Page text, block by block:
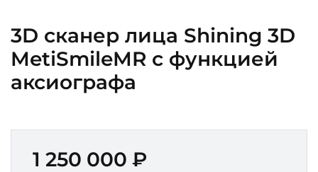
3D сканер лица Shining 3D
MetiSmileMR с функцией
аксиографа
1 250 000 ₽